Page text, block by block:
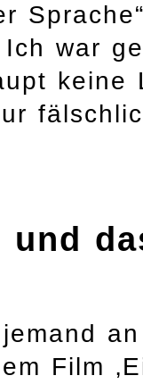
war
keine
und
Film